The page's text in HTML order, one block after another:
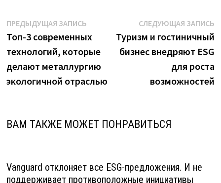
Навигация
по
записям
ПРЕДЫДУЩАЯ ЗАПИСЬПредыдущая
запись:
Топ-3 современных
технологий, которые
делают металлургию
экологичной отраслью
СЛЕДУЮЩАЯ ЗАПИСЬ
Туризм и гостиничный
бизнес внедряют ESG
для роста
возможностей
ВАМ ТАКЖЕ МОЖЕТ ПОНРАВИТЬСЯ
Vanguard отклоняет все ESG-предложения. И не
поддерживает противоположные инициативы